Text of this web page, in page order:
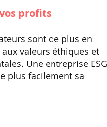
profits
sont de plus en
valeurs éthiques et
Une entreprise ESG
plus facilement sa